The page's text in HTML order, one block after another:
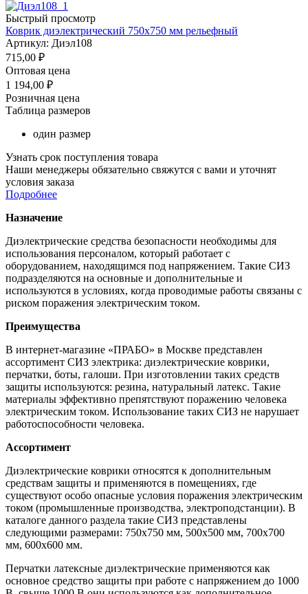
Быстрый просмотр
Коврик диэлектрический 750х750 мм рельефный
Артикул: Диэл108
715,00 ₽
Оптовая цена
1 194,00 ₽
Розничная цена
Таблица размеров
один размер
Узнать срок поступления товара
Наши менеджеры обязательно свяжутся с вами и уточнят
условия заказа
Подробнее
Назначение
Диэлектрические средства безопасности необходимы для
использования персоналом, который работает с
оборудованием, находящимся под напряжением. Такие СИЗ
подразделяются на основные и дополнительные и
используются в условиях, когда проводимые работы связаны с
риском поражения электрическим током.
Преимущества
В интернет-магазине «ПРАБО» в Москве представлен
ассортимент СИЗ электрика: диэлектрические коврики,
перчатки, боты, галоши. При изготовлении таких средств
защиты используются: резина, натуральный латекс. Такие
материалы эффективно препятствуют поражению человека
электрическим током. Использование таких СИЗ не нарушает
работоспособности человека.
Ассортимент
Диэлектрические коврики относятся к дополнительным
средствам защиты и применяются в помещениях, где
существуют особо опасные условия поражения электрическим
током (промышленные производства, электроподстанции). В
каталоге данного раздела такие СИЗ представлены
следующими размерами: 750x750 мм, 500x500 мм, 700x700
мм, 600x600 мм.
Перчатки латексные диэлектрические применяются как
основное средство защиты при работе с напряжением до 1000